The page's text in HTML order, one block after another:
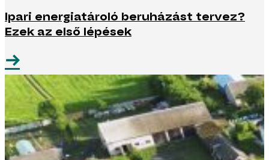
Ipari energiatároló beruházást tervez?
Ezek az első lépések
→